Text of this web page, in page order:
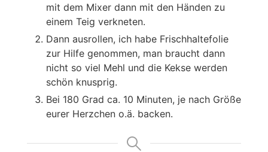
mit dem Mixer dann mit den Händen zu
einem Teig verkneten.
Dann ausrollen, ich habe Frischhaltefolie
zur Hilfe genommen, man braucht dann
nicht so viel Mehl und die Kekse werden
schön knusprig.
Bei 180 Grad ca. 10 Minuten, je nach Größe
eurer Herzchen o.ä. backen.